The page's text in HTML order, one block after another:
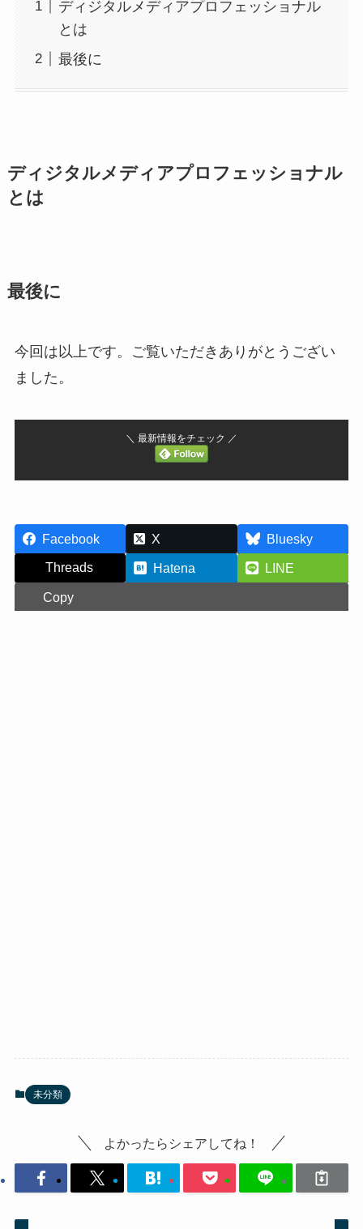
ディジタルメディアプロフェッショナル
とは
最後に
ディジタルメディアプロフェッショナル
とは
最後に
今回は以上です。ご覧いただきありがとうござい
ました。
＼ 最新情報をチェック ／
Facebook X
Bluesky
Threads
Hatena
LINE
Copy
未分類
よかったらシェアしてね！